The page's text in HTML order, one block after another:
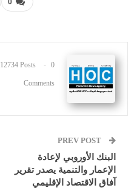
0
12734 Posts 0
Comments
البنك الأوروبي لإعادة
الإعمار والتنمية يصدر تقرير
آفاق الاقتصاد الإقليمي